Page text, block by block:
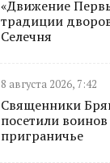
«Движение
традиции
Селечня
8 августа 2026, 7:42
Священники
посетили
приграничье